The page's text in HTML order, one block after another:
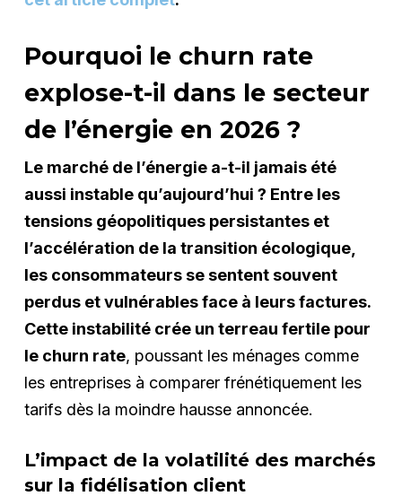
Pourquoi le churn rate
explose-t-il dans le secteur
de l’énergie en 2026 ?
Le marché de l’énergie a-t-il jamais été
aussi instable qu’aujourd’hui ? Entre les
tensions géopolitiques persistantes et
l’accélération de la transition écologique,
les consommateurs se sentent souvent
perdus et vulnérables face à leurs factures.
Cette instabilité crée un terreau fertile pour
le churn rate, poussant les ménages comme
les entreprises à comparer frénétiquement les
tarifs dès la moindre hausse annoncée.
L’impact de la volatilité des marchés
sur la fidélisation client